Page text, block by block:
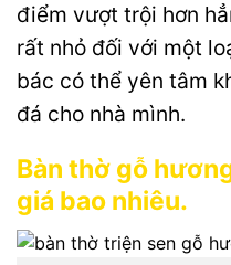
điểm vượt trội hơn
rất nhỏ đối với một
bác có thể yên tâm
đá cho nhà mình.
Bàn thờ gỗ
giá bao nhiêu.